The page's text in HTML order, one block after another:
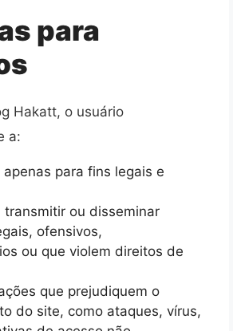
para
Hakatt, o usuário
a:
para fins legais e
transmitir ou disseminar
ofensivos,
ou que violem direitos de
que prejudiquem o
do site, como ataques, vírus,